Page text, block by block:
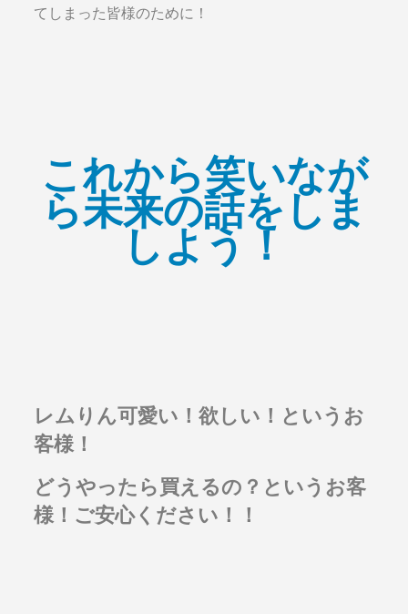
てしまった皆様のために！
これから笑いなが
ら未来の話をしま
しよう！
レムりん可愛い！欲しい！というお
客様！
どうやったら買えるの？というお客
様！ご安心ください！！